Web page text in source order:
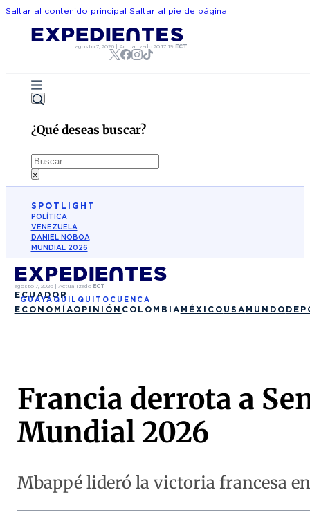
Saltar al contenido principal Saltar al pie de página
agosto 7, 2026 |Actualizado20:17:19 ECT
¿Qué deseas buscar?
Buscar
×
SPOTLIGHT
POLÍTICA
VENEZUELA
DANIEL NOBOA
MUNDIAL 2026
agosto 7, 2026| Actualizado ECT
ECUADOR
GUAYAQUIL QUITO CUENCA
ECONOMÍAOPINIÓN COLOMBIA MÉXICO USA MUNDO
Francia derrota a
Mundial 2026
Mbappé lideró la victoria francesa